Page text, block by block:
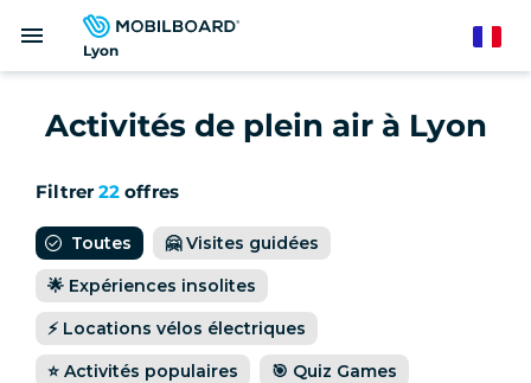
Lyon
menu
Activités de plein air à Lyon
Filtrer22 offres
Toutes
🤗 Visites guidées
🌟 Expériences insolites
⚡️ Locations vélos électriques
⭐️ Activités populaires
🎯 Quiz Games